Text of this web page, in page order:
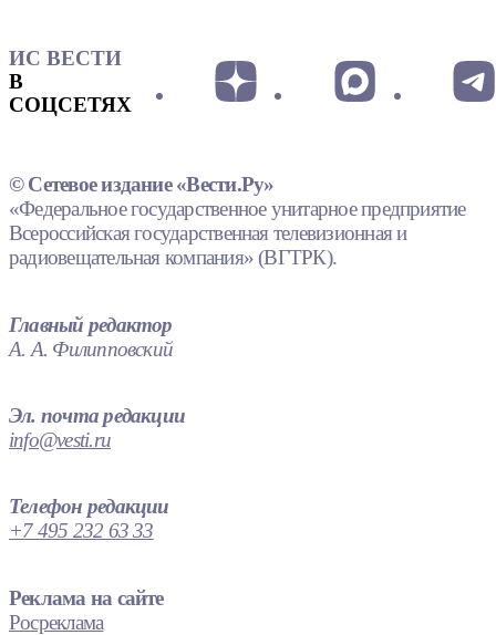
ИС ВЕСТИ
В
СОЦСЕТЯХ
© Сетевое издание «Вести.Ру»
«Федеральное государственное унитарное предприятие
Всероссийская государственная телевизионная и
радиовещательная компания» (ВГТРК).
Главный редактор
А. А. Филипповский
Эл. почта редакции
info@vesti.ru
Телефон редакции
+7 495 232 63 33
Реклама на сайте
Росреклама